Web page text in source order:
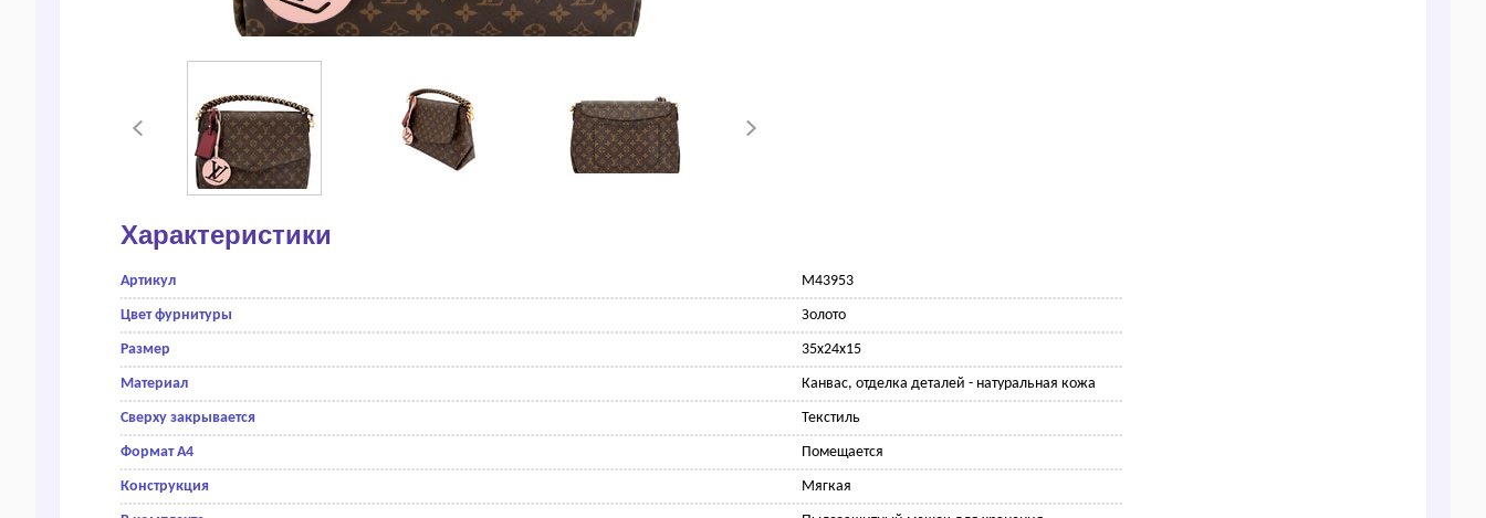
Характеристики
Артикул M43953
Цвет фурнитуры Золото
Размер 35x24x15
Материал Канвас, отделка деталей - натуральная кожа
Сверху закрывается Текстиль
Формат А4 Помещается
Конструкция Мягкая